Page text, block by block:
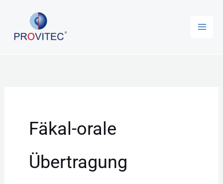
springen
Fäkal-orale
Übertragung